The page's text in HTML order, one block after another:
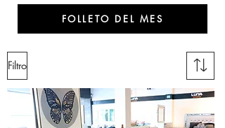
FOLLETO DEL MES
Filtro